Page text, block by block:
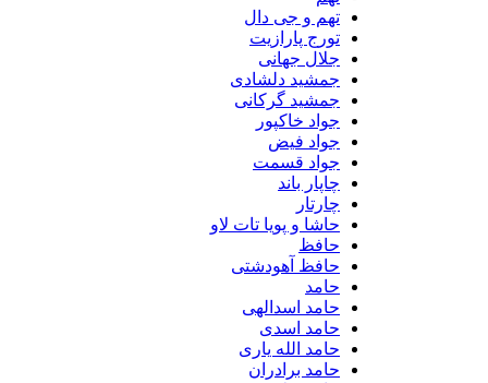
تهم و جی دال
تورج پارازیت
جلال جهانی
جمشید دلشادی
جمشید گرکانی
جواد خاکپور
جواد فیض
جواد قسمت
چاپار باند
چارتار
حاشا و پویا تات لاو
حافظ
حافظ آهودشتی
حامد
حامد اسدالهی
حامد اسدی
حامد الله یاری
حامد برادران